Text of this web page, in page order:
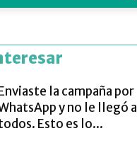
la campaña por
y no le llegó a
Esto es lo...